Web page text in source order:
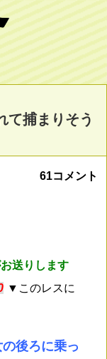
て捕まりそう
61コメント
送りします
▼このレスに
後ろに乗っ